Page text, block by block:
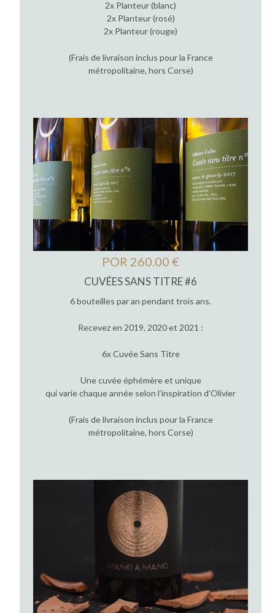
2x Planteur (blanc)
2x Planteur (rosé)
2x Planteur (rouge)
(Frais de livraison inclus pour la France
métropolitaine, hors Corse)
POR 260.00 €
CUVÉES SANS TITRE #6
6 bouteilles par an pendant trois ans.
Recevez en 2019, 2020 et 2021 :
6x Cuvée Sans Titre
Une cuvée éphémère et unique
qui varie chaque année selon l’inspiration d’Olivier
(Frais de livraison inclus pour la France
métropolitaine, hors Corse)